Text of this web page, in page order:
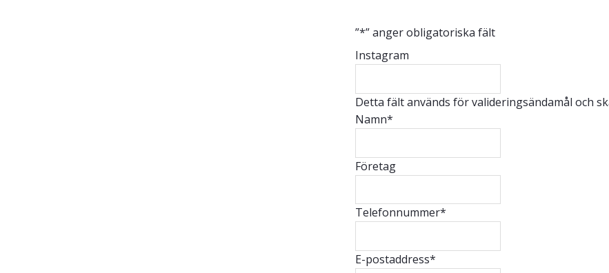
”*” anger obligatoriska fält
Instagram
Detta fält används för valideringsändamål och
Namn*
Företag
Telefonnummer*
E-postaddress*